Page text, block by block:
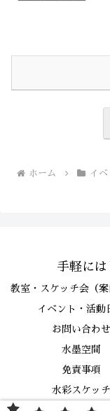
ホーム イ
手軽に
教室・スケッチ会（
イベント・活動
お問い合わせ
水墨空間
免責事項
水彩スケッチ